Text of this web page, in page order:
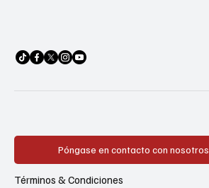
Póngase en contacto con nosotros
Términos & Condiciones